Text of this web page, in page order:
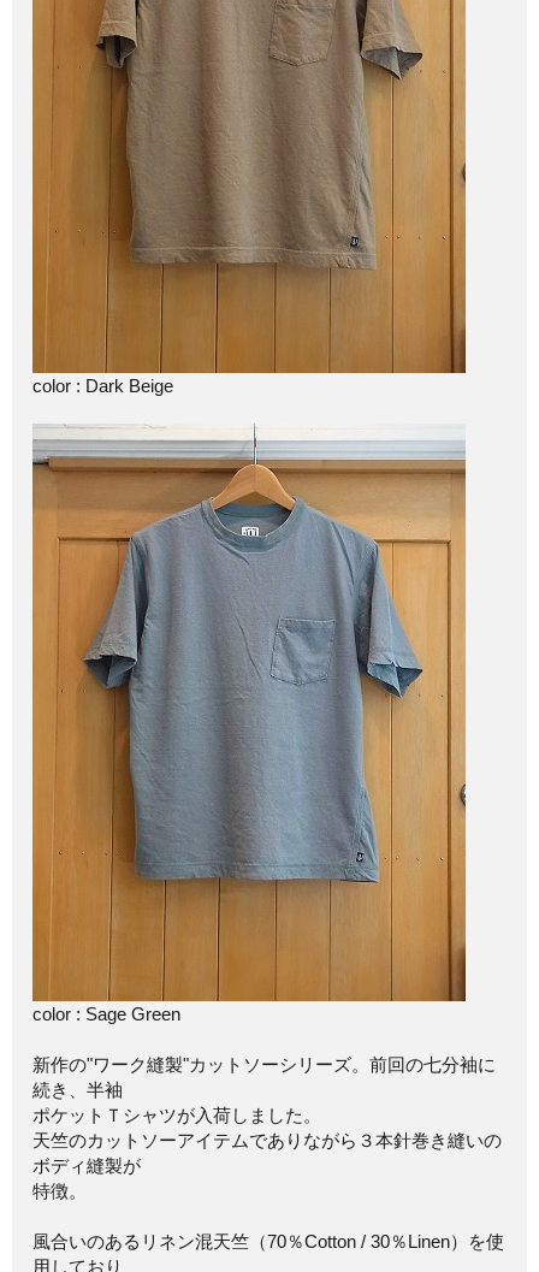
color : Dark Beige
color : Sage Green
新作の"ワーク縫製"カットソーシリーズ。前回の七分袖に
続き、半袖
ポケットＴシャツが入荷しました。
天竺のカットソーアイテムでありながら３本針巻き縫いの
ボディ縫製が
特徴。
風合いのあるリネン混天竺（70％Cotton / 30％Linen）を使
用しており